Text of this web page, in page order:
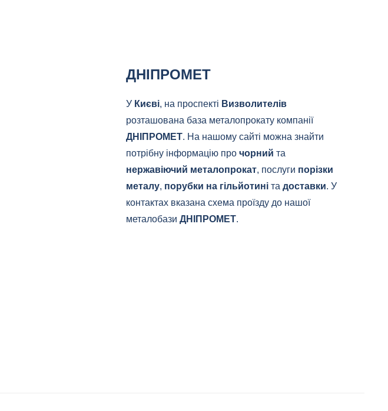
ДНІПРОМЕТ
У Києві, на проспекті Визволителів
розташована база металопрокату компанії
ДНІПРОМЕТ. На нашому сайті можна знайти
потрібну інформацію про чорний та
нержавіючий металопрокат, послуги порізки
металу, порубки на гільйотиніта доставки. У
контактах вказана схема проїзду до нашої
металобази ДНІПРОМЕТ.